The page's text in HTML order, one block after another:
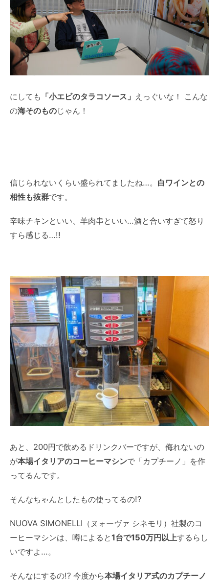
にしても 「小エビのタラコソース」 えっぐいな！ こんな
の海そのものじゃん！
信じられないくらい盛られてましたね…。 白ワインとの
相性も抜群です。
辛味チキンといい、羊肉串といい…酒と合いすぎて怒り
すら感じる…!!
あと、200円で飲めるドリンクバーですが、侮れないの
が本場イタリアのコーヒーマシンで「カプチーノ」を作
ってるんです。
そんなちゃんとしたもの使ってるの!?
NUOVA SIMONELLI（ヌォーヴァ シネモリ）社製のコ
ーヒーマシンは、噂によると1台で150万円以上するらし
いですよ…。
そんなにするの!? 今度から本場イタリア式のカプチーノ